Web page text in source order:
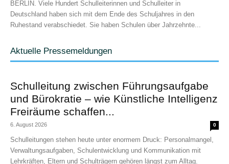
BERLIN. Viele Hundert Schulleiterinnen und Schulleiter in
Deutschland haben sich mit dem Ende des Schuljahres in den
Ruhestand verabschiedet. Sie haben Schulen über Jahrzehnte...
Aktuelle Pressemeldungen
Schulleitung zwischen Führungsaufgabe
und Bürokratie – wie Künstliche Intelligenz
Freiräume schaffen...
6. August 2026 0
Schulleitungen stehen heute unter enormem Druck: Personalmangel,
Verwaltungsaufgaben, Schulentwicklung und Kommunikation mit
Lehrkräften, Eltern und Schulträgern gehören längst zum Alltag.